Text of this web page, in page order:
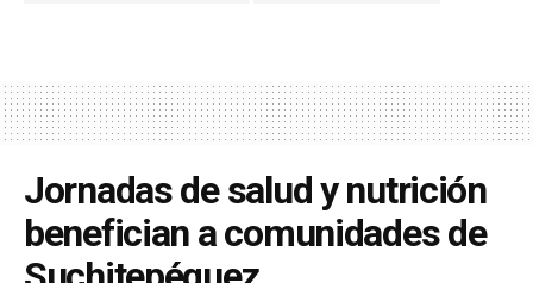
Jornadas de salud y nutrición
benefician a comunidades de